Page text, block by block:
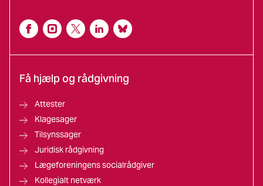
Få hjælp og rådgivning
Attester
Klagesager
Tilsynssager
Juridisk rådgivning
Lægeforeningens socialrådgiver
Kollegialt netværk